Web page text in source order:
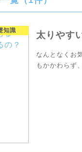
知識 太りやす
なんとなくお
もかかわらず